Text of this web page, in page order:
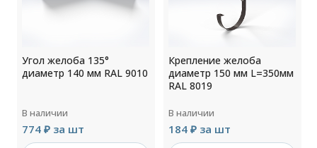
Угол желоба 135°
диаметр 140 мм RAL 9010
В наличии
774 ₽ за шт
Крепление желоба
диаметр 150 мм L=350мм
RAL 8019
В наличии
184 ₽ за шт